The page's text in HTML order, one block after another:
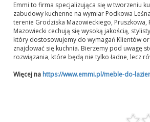
Emmi to firma specjalizująca się w tworzeniu
zabudowy kuchenne na wymiar Podkowa
terenie Grodziska Mazowieckiego,
Mazowiecki cechują się wysoką jakością,
który dostosowujemy do wymagań Klientów
znajdować się kuchnia. Bierzemy pod uwagę
rozwiązania, które będą nie tylko ładne, lecz
Więcej na https://www.emmi.pl/meble-do-